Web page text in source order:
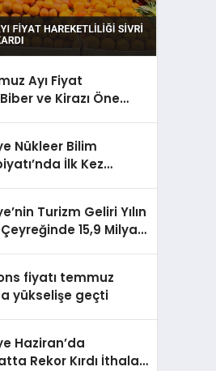
Ayı Fiyat
ve Kirazı Öne
Nükleer Bilim
İlk Kez
Turizm Geliri Yılın
15,9 Milyar
fiyatı temmuz
yükselişe geçti
Haziran’da
Rekor Kırdı İthalat